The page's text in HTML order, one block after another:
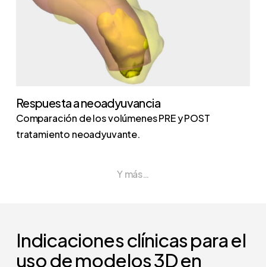
Respuesta a neoadyuvancia
Comparación de los volúmenes PRE y POST
tratamiento neoadyuvante.
Y más…
Indicaciones clínicas para el
uso de modelos 3D en